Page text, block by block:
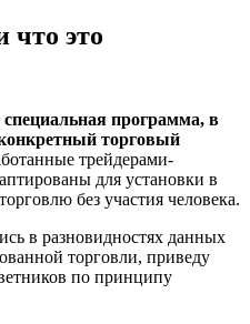
что это
программа, в
торговый
трейдерами-
для установки в
без участия человека.
в разновидностях данных
торговли, приведу
по принципу